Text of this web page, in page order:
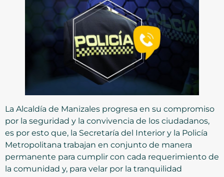
La Alcaldía de Manizales progresa en su compromiso
por la seguridad y la convivencia de los ciudadanos,
es por esto que, la Secretaría del Interior y la Policía
Metropolitana trabajan en conjunto de manera
permanente para cumplir con cada requerimiento de
la comunidad y, para velar por la tranquilidad